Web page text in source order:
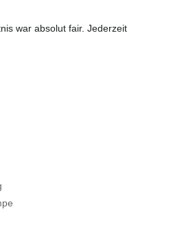
war absolut fair. Jederzeit